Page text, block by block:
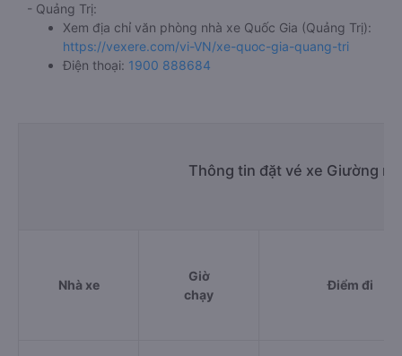
- Quảng Trị:
Xem địa chỉ văn phòng nhà xe Quốc Gia (Quảng Trị):
https://vexere.com/vi-VN/xe-quoc-gia-quang-tri
Điện thoại: 1900 888684
Thông tin đặt vé xe Giường
Nhà xe
Giờ
chạy
Điểm đi